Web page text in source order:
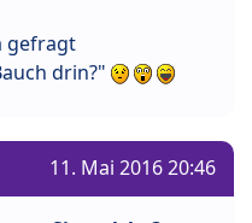
gefragt
drin?"
11. Mai 2016 20:46